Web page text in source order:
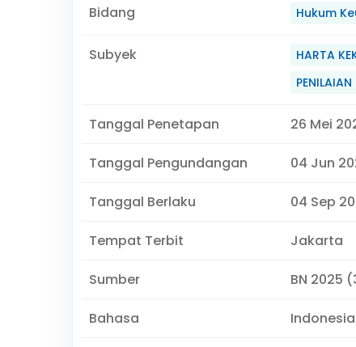
Bidang Hukum
Subyek HARTA
Tanggal Penetapan 26 Mei
Tanggal Pengundangan 04 Jun
Tanggal Berlaku 04 Sep
Tempat Terbit Jakarta
Sumber BN 2025
Bahasa Indonesia